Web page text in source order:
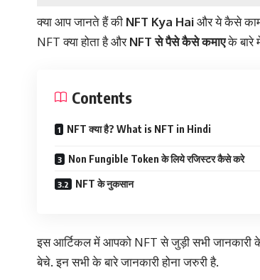
क्या आप जानते हैं की NFT Kya Haiऔर ये कैसे काम
NFT क्या होता है औरNFT से पैसे कैसे कमाएके बारे
Contents
NFT क्या है? What is NFT in Hindi
Non Fungible Token के लिये रजिस्टर कैसे करे
NFT के नुकसान
इस आर्टिकल में आपको NFT से जुड़ी सभी
बेचे. इन सभी के बारे जानकारी होना जरुरी है.